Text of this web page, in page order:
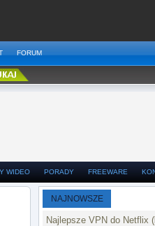
FORUM
WIDEO PORADY FREEWARE
NAJNOWSZE
Najlepsze VPN do Netflix